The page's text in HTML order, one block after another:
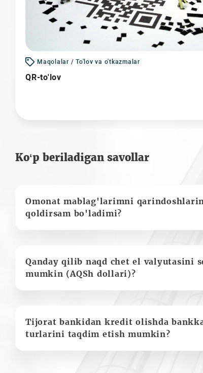
Maqolalar / To'lov va o'tkazmalar
QR-to'lov
Ko‘p beriladigan savollar
Omonat mablag'larimni
qoldirsam bo'ladimi?
Qanday qilib naqd chet el valyutasini
mumkin (AQSh dollari)?
Tijorat bankidan kredit olishda
turlarini taqdim etish mumkin?